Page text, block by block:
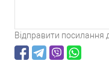
Відправити посилання